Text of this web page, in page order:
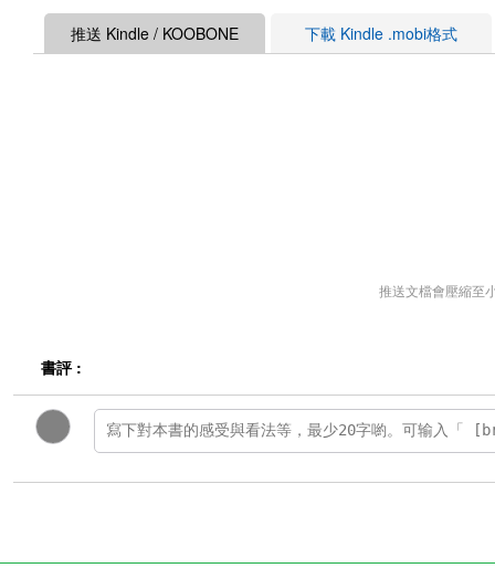
推送 Kindle / KOOBONE 下載 Kindle .mobi格式
推送文檔會壓縮至
書評 :